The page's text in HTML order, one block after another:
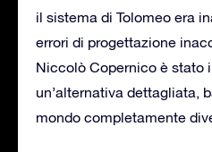
il sistema di Tolomeo era
errori di progettazione
Niccolò Copernico è stato
un’alternativa dettagliata,
mondo completamente